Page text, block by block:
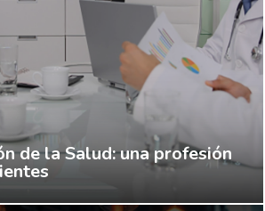
de la Salud: una profesión